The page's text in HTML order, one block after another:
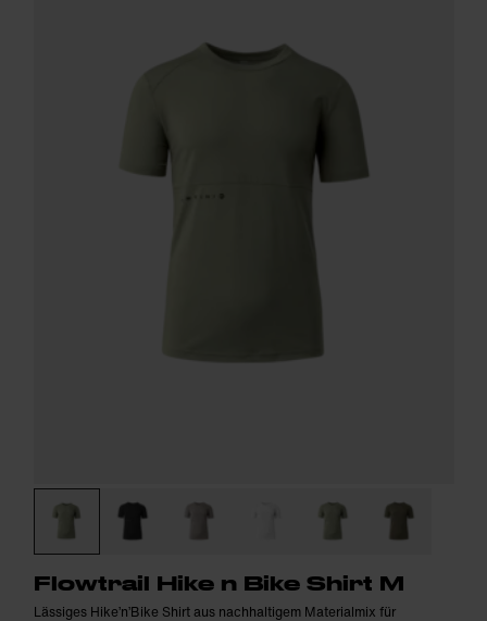
Flowtrail Hike n Bike Shirt M
Lässiges Hike’n’Bike Shirt aus nachhaltigem Materialmix für